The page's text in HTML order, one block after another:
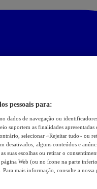
pessoais para:
dados de navegação ou
suportem as finalidades apresentadas
selecionar «Rejeitar tudo» ou
desativados, alguns conteúdos e
suas escolhas ou retirar o
Web (ou no ícone na parte
Para mais informação, consulte a nossa